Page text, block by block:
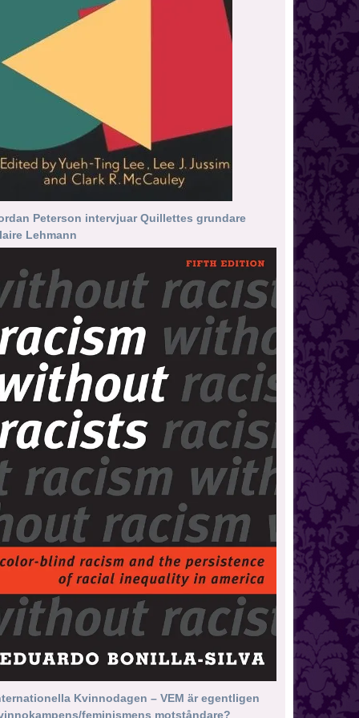
Peterson intervjuar Quillettes grundare
Lehmann
Kvinnodagen – VEM är egentligen
feminismens motståndare?